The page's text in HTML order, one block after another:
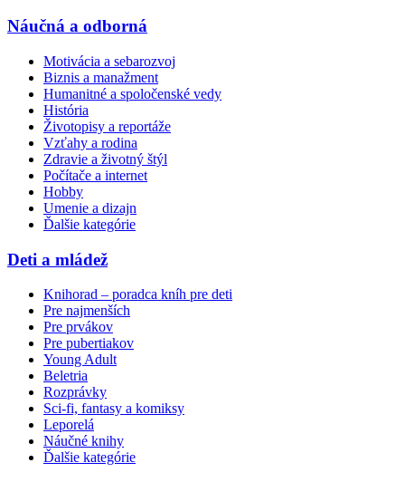
Náučná a odborná
Motivácia a sebarozvoj
Biznis a manažment
Humanitné a spoločenské vedy
História
Životopisy a reportáže
Vzťahy a rodina
Zdravie a životný štýl
Počítače a internet
Hobby
Umenie a dizajn
Ďalšie kategórie
Deti a mládež
Knihorad – poradca kníh pre deti
Pre najmenších
Pre prvákov
Pre pubertiakov
Young Adult
Beletria
Rozprávky
Sci-fi, fantasy a komiksy
Leporelá
Náučné knihy
Ďalšie kategórie